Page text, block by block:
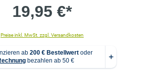
19,95 €*
Preise inkl. MwSt. zzgl. Versandkosten